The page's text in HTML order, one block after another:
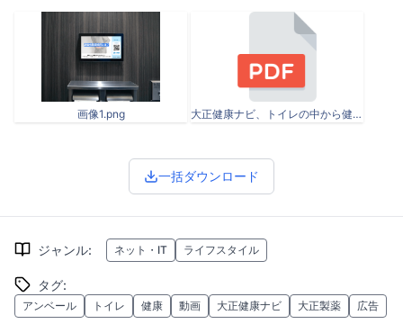
画像1.png 大正健康ナビ、トイレの中から健康情報を発信！.pdf
一括ダウンロード
ジャンル: ネット・IT ライフスタイル
タグ:
アンベール トイレ 健康 動画 大正健康ナビ 大正製薬 広告